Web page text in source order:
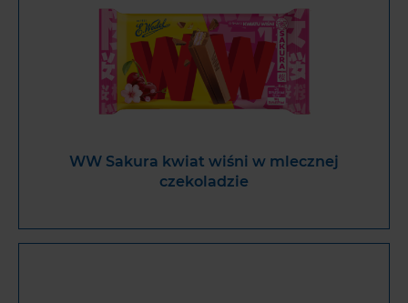
WW Sakura kwiat wiśni w mlecznej
czekoladzie